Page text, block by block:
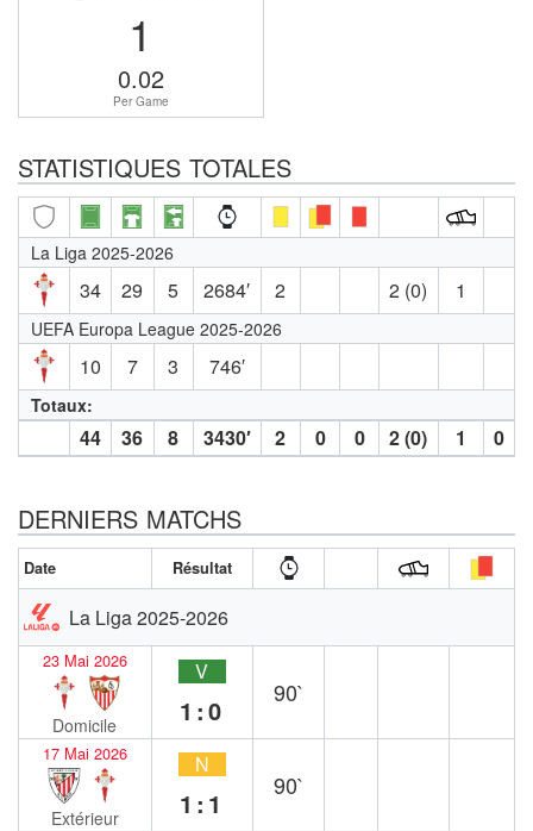
1
0.02
Per Game
STATISTIQUES TOTALES
La Liga 2025-2026
34 29 5 2684′ 2 2 (0) 1
UEFA Europa League 2025-2026
10 7 3 746′
Totaux:
44 36 8 3430′ 2 0 0 2 (0) 1 0
DERNIERS MATCHS
Date Résultat
La Liga 2025-2026
23 Mai 2026
Domicile
V
1:0
90`
17 Mai 2026
Extérieur
N
1:1
90`